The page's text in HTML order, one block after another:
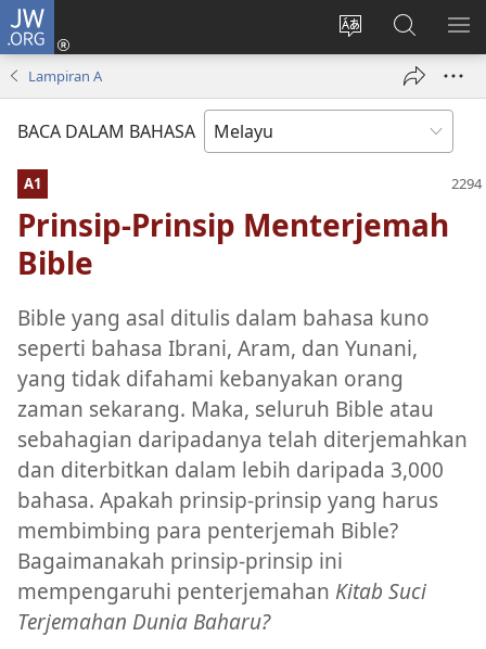
JW.ORG
Tukar
bahasa
web
Log
Masuk
baharu)
Cari
JW.ORG
Lampiran A
BACA DALAM BAHASA
A1
Prinsip-Prinsip Menterjemah
Bible
Bible yang asal ditulis dalam bahasa kuno
seperti bahasa Ibrani, Aram, dan Yunani,
yang tidak difahami kebanyakan orang
zaman sekarang. Maka, seluruh Bible atau
sebahagian daripadanya telah diterjemahkan
dan diterbitkan dalam lebih daripada 3,000
bahasa. Apakah prinsip-prinsip yang harus
membimbing para penterjemah Bible?
Bagaimanakah prinsip-prinsip ini
mempengaruhi penterjemahan Kitab Suci
Terjemahan Dunia Baharu?